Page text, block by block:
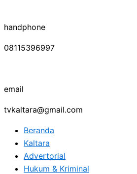
handphone
08115396997
email
tvkaltara@gmail.com
Beranda
Kaltara
Advertorial
Hukum & Kriminal